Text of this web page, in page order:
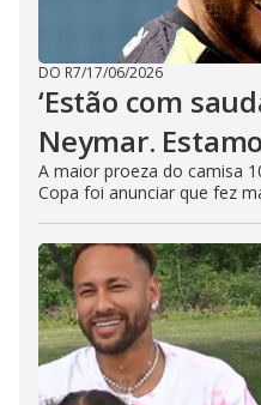
DO R7/17/06/2026
‘Estão com
Neymar.
A maior proeza do camisa
Copa foi anunciar que fez